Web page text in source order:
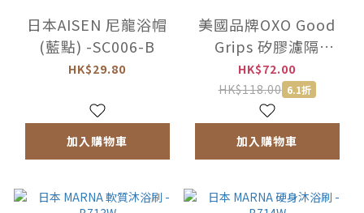
日本AISEN 尼龍浴帽
(藍點) -SC006-B
HK$29.80
加入購物車
美國品牌OXO Good
Grips 矽膠濾隔
-1308200
HK$72.00
HK$118.00 6.1折
加入購物車